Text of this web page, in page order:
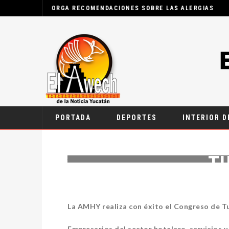
AYUNTAMIENTO MÉRIDANOS MERECEN TENER
PORTADA DEPORTES INTERIOR
La AMHY realiza con éxito el Congreso de